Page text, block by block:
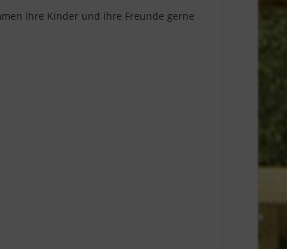
Ihre Kinder und ihre Freunde gerne